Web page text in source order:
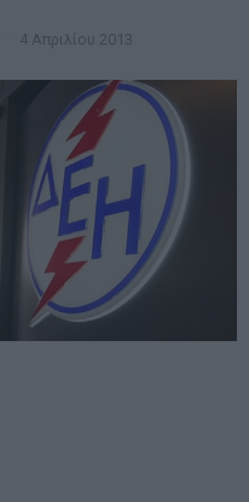
4 Απριλίου 2013